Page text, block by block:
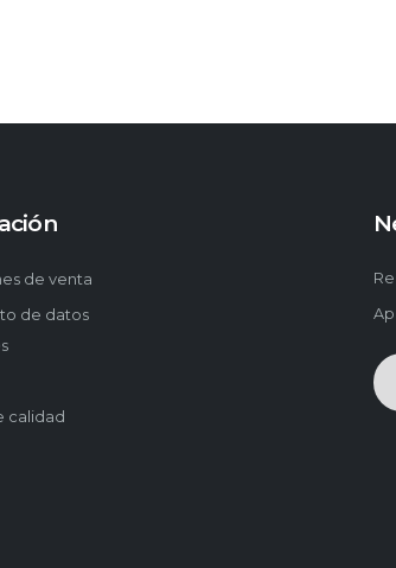
de venta
de datos
calidad